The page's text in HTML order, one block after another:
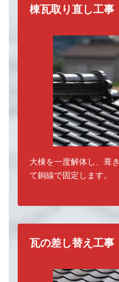
棟瓦取り直し工事
大棟を一度解体し、葺
て銅線で固定します。
瓦の差し替え工事